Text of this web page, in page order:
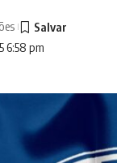
6:58 pm